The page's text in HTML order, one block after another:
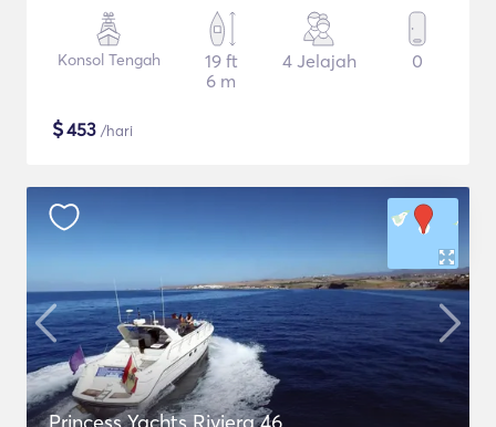
Konsol Tengah
19 ft
6 m
4 Jelajah 0
$453 /hari